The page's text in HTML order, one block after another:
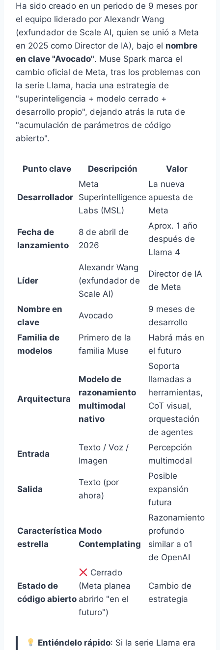
Ha sido creado en un periodo de 9 meses por
el equipo liderado por Alexandr Wang
(exfundador de Scale AI, quien se unió a Meta
en 2025 como Director de IA), bajo el nombre
en clave "Avocado". Muse Spark marca el
cambio oficial de Meta, tras los problemas con
la serie Llama, hacia una estrategia de
"superinteligencia + modelo cerrado +
desarrollo propio", dejando atrás la ruta de
"acumulación de parámetros de código
abierto".
Punto clave Descripción Valor
Desarrollador
Meta
Superintelligence
Labs (MSL)
La nueva
apuesta de
Meta
Fecha de
lanzamiento
8 de abril de
2026
Aprox. 1 año
después de
Llama 4
Líder
Alexandr Wang
(exfundador de
Scale AI)
Director de IA
de Meta
Nombre en
clave
Avocado
9 meses de
desarrollo
Familia de
modelos
Primero de la
familia Muse
Habrá más en
el futuro
Arquitectura
Modelo de
razonamiento
multimodal
nativo
Soporta
llamadas a
herramientas,
CoT visual,
orquestación
de agentes
Entrada
Texto / Voz /
Imagen
Percepción
multimodal
Salida
Texto (por
ahora)
Posible
expansión
futura
Característica
estrella
Modo
Contemplating
Razonamiento
profundo
similar a o1
de OpenAI
Estado de
código abierto
Cerrado
(Meta planea
abrirlo "en el
futuro")
Cambio de
estrategia
Entiéndelo rápido: Si la serie Llama era